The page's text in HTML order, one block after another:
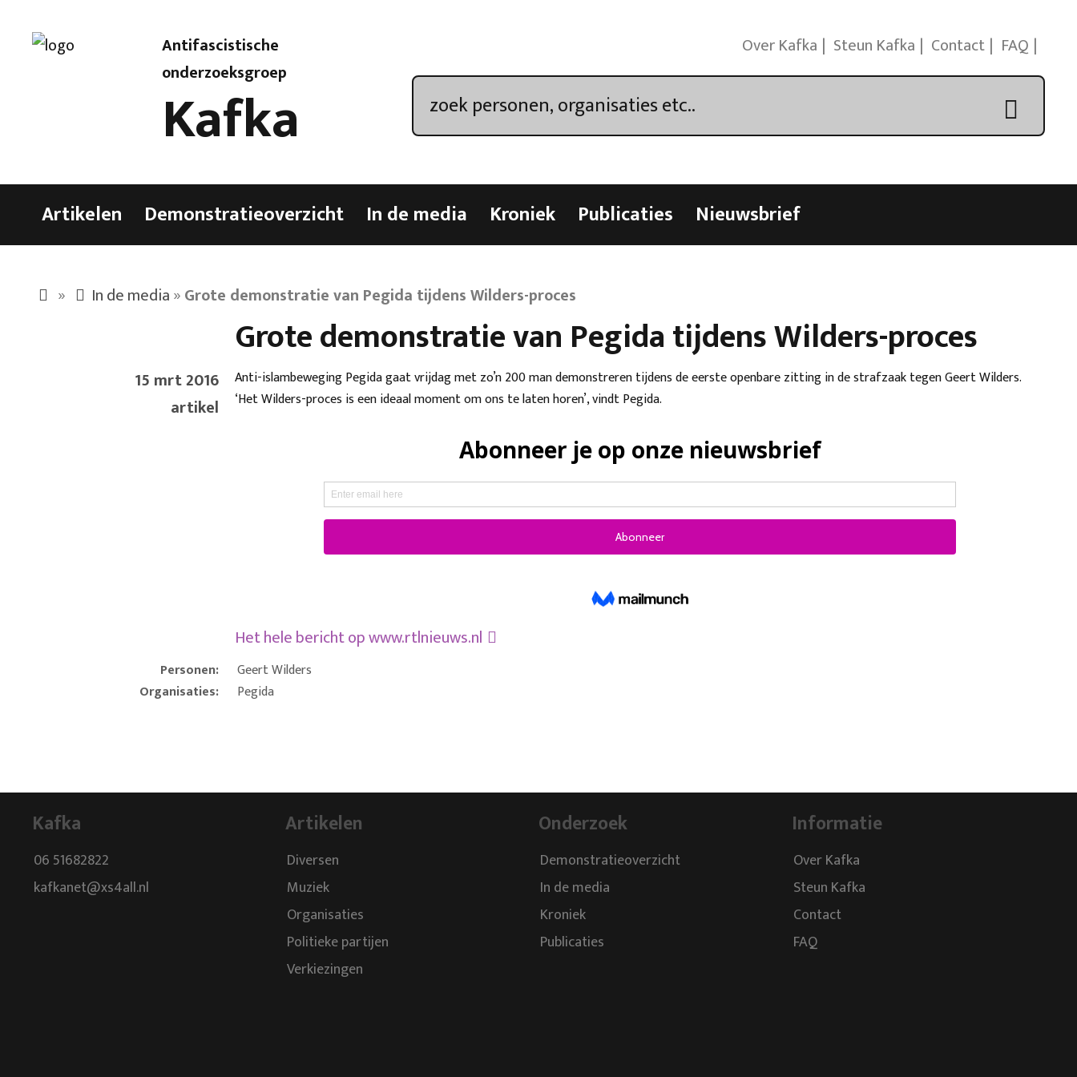
Antifascistische
onderzoeksgroep
Kafka
Over Kafka Steun Kafka Contact FAQ
Artikelen Demonstratieoverzicht In de media Kroniek Publicaties Nieuwsbrief
» In de media»Grote demonstratie van Pegida tijdens Wilders-proces
Grote demonstratie van Pegida tijdens Wilders-proces
15 mrt 2016
artikel
Anti-islambeweging Pegida gaat vrijdag met zo’n 200 man demonstreren tijdens de eerste openbare zitting in de strafzaak tegen Geert Wilders.
‘Het Wilders-proces is een ideaal moment om ons te laten horen’, vindt Pegida.
Het hele bericht opwww.rtlnieuws.nl
Personen:
Geert Wilders
Organisaties:
Pegida
Kafka
06 51682822
kafkanet@xs4all.nl
Artikelen
Diversen
Muziek
Organisaties
Politieke partijen
Verkiezingen
Onderzoek
Demonstratieoverzicht
In de media
Kroniek
Publicaties
Informatie
Over Kafka
Steun Kafka
Contact
FAQ